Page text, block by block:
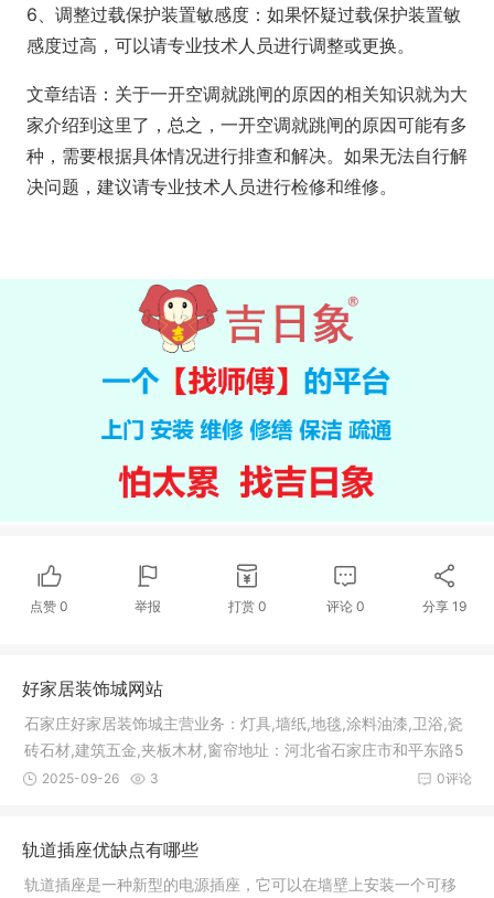
6、调整过载保护装置敏感度：如果怀疑过载保护装置敏
感度过高，可以请专业技术人员进行调整或更换。
文章结语：关于一开空调就跳闸的原因的相关知识就为大
家介绍到这里了，总之，一开空调就跳闸的原因可能有多
种，需要根据具体情况进行排查和解决。如果无法自行解
决问题，建议请专业技术人员进行检修和维修。
点赞0 举报 打赏 0 评论0 分享19
好家居装饰城网站
石家庄好家居装饰城主营业务：灯具,墙纸,地毯,涂料油漆,卫浴,瓷
砖石材,建筑五金,夹板木材,窗帘地址：河北省石家庄市和平东路5
60
0评论
2025-09-26 3
轨道插座优缺点有哪些
轨道插座是一种新型的电源插座，它可以在墙壁上安装一个可移